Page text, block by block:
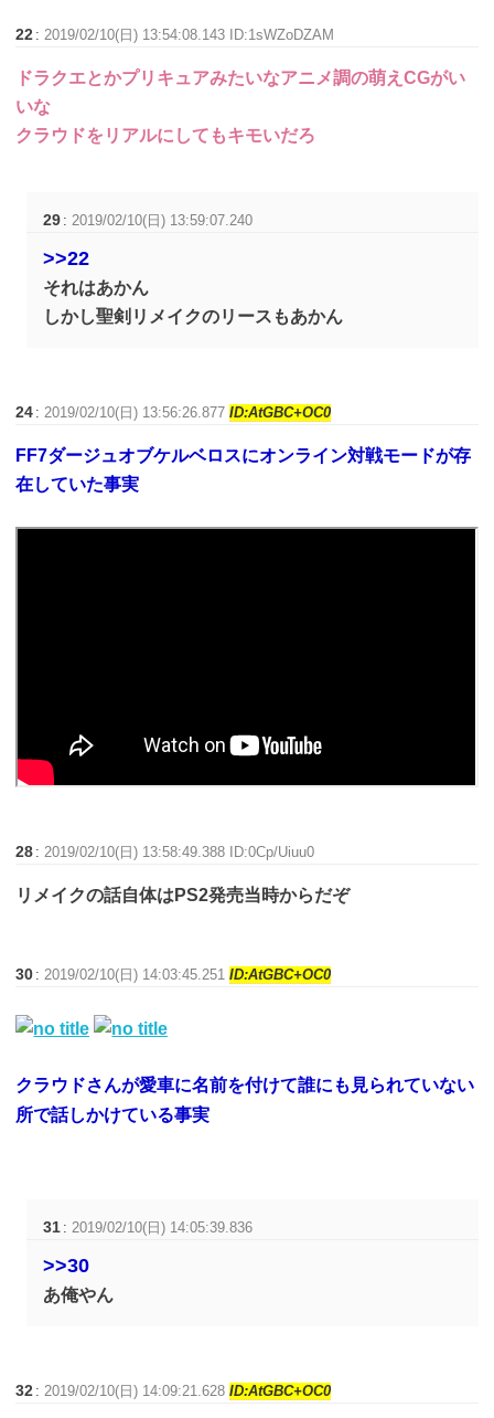
22 :2019/02/10(日) 13:54:08.143 ID:1sWZoDZAM
ドラクエとかプリキュアみたいなアニメ調の萌えCGがい
いな
クラウドをリアルにしてもキモいだろ
29 :2019/02/10(日) 13:59:07.240
>>22
それはあかん
しかし聖剣リメイクのリースもあかん
24 :2019/02/10(日) 13:56:26.877ID:AtGBC+OC0
FF7ダージュオブケルベロスにオンライン対戦モードが存
在していた事実
28 :2019/02/10(日) 13:58:49.388 ID:0Cp/Uiuu0
リメイクの話自体はPS2発売当時からだぞ
30 :2019/02/10(日) 14:03:45.251ID:AtGBC+OC0
クラウドさんが愛車に名前を付けて誰にも見られていない
所で話しかけている事実
31 :2019/02/10(日) 14:05:39.836
>>30
あ俺やん
32 :2019/02/10(日) 14:09:21.628ID:AtGBC+OC0